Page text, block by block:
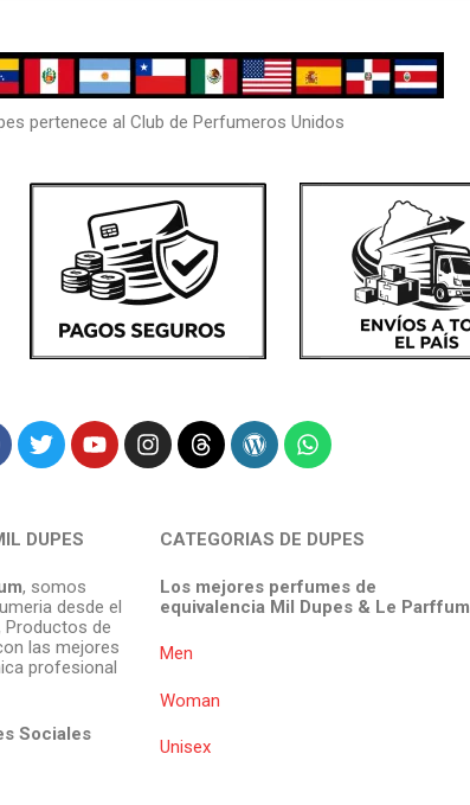
pertenece al Club de Perfumeros Unidos
DUPES
, somos
desde el
Productos de
las mejores
profesional
Sociales
CATEGORIAS DE DUPES
Los mejores perfumes de
equivalencia Mil Dupes & Le Parffum
Men
Woman
Unisex